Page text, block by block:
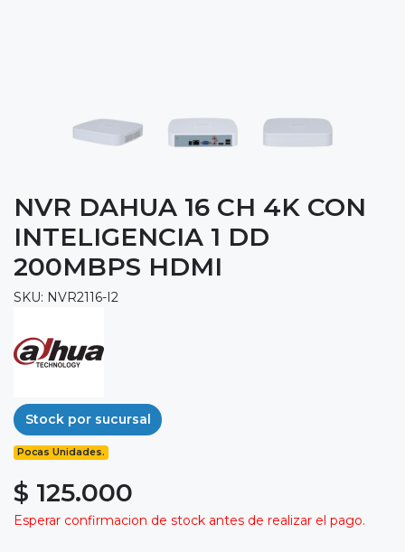
NVR DAHUA 16 CH 4K CON
INTELIGENCIA 1 DD
200MBPS HDMI
SKU: NVR2116-I2
Stock por sucursal
Pocas Unidades.
$ 125.000
Esperar confirmacion de stock antes de realizar el pago.